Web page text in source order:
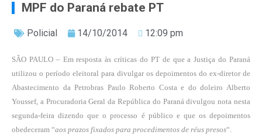
MPF do Paraná rebate PT
Policial 14/10/2014 12:09 pm
SÃO PAULO – Em resposta às críticas do PT de que a Justiça do Paraná
utilizou o período eleitoral para divulgar os depoimentos do ex-diretor de
Abastecimento da Petrobras Paulo Roberto Costa e do doleiro Alberto
Youssef, a Procuradoria Geral da República do Paraná divulgou nota nesta
segunda-feira dizendo que o processo é público e que os depoimentos
obedeceram “aos prazos fixados para procedimentos de réus presos“.